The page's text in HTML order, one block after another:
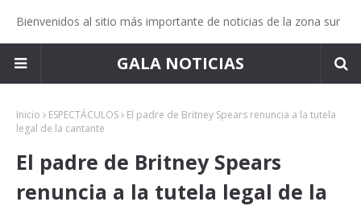
Bienvenidos al sitio más importante de noticias de la zona sur
GALA NOTICIAS
Inicio ESPECTÁCULOS
El padre de Britney Spears renuncia a la tutela
legal de la cantante
El padre de Britney Spears
renuncia a la tutela legal de la